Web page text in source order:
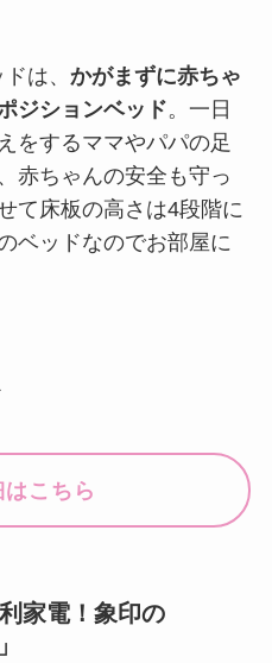
は、 かがまずに赤ちゃ
ジションベッド。一日
をするママやパパの足
赤ちゃんの安全も守っ
て床板の高さは4段階に
ベッドなのでお部屋に
こちら
家電！象印の